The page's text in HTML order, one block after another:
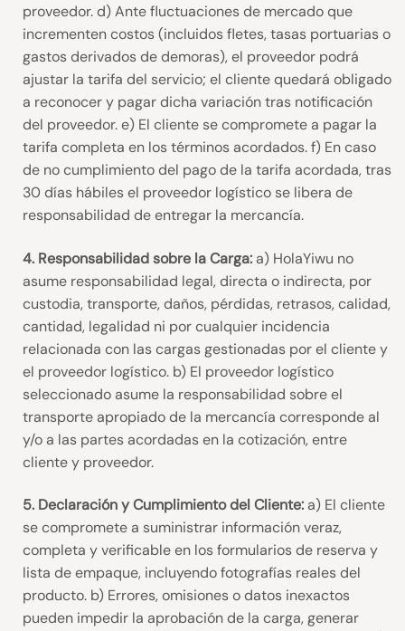
proveedor. d) Ante fluctuaciones de mercado que
incrementen costos (incluidos fletes, tasas portuarias o
gastos derivados de demoras), el proveedor podrá
ajustar la tarifa del servicio; el cliente quedará obligado
a reconocer y pagar dicha variación tras notificación
del proveedor. e) El cliente se compromete a pagar la
tarifa completa en los términos acordados. f) En caso
de no cumplimiento del pago de la tarifa acordada, tras
30 días hábiles el proveedor logístico se libera de
responsabilidad de entregar la mercancía.
4. Responsabilidad sobre la Carga:a) HolaYiwu no
asume responsabilidad legal, directa o indirecta, por
custodia, transporte, daños, pérdidas, retrasos, calidad,
cantidad, legalidad ni por cualquier incidencia
relacionada con las cargas gestionadas por el cliente y
el proveedor logístico. b) El proveedor logístico
seleccionado asume la responsabilidad sobre el
transporte apropiado de la mercancía corresponde al
y/o a las partes acordadas en la cotización, entre
cliente y proveedor.
5. Declaración y Cumplimiento del Cliente:a) El cliente
se compromete a suministrar información veraz,
completa y verificable en los formularios de reserva y
lista de empaque, incluyendo fotografías reales del
producto. b) Errores, omisiones o datos inexactos
pueden impedir la aprobación de la carga, generar